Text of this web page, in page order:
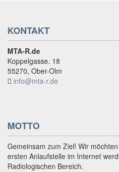
KONTAKT
MTA-R.de
Koppelgasse. 18
55270, Ober-Olm
info@mta-r.de
MOTTO
Gemeinsam zum Ziel! Wir
ersten Anlaufstelle im Internet
Radiologischen Bereich.